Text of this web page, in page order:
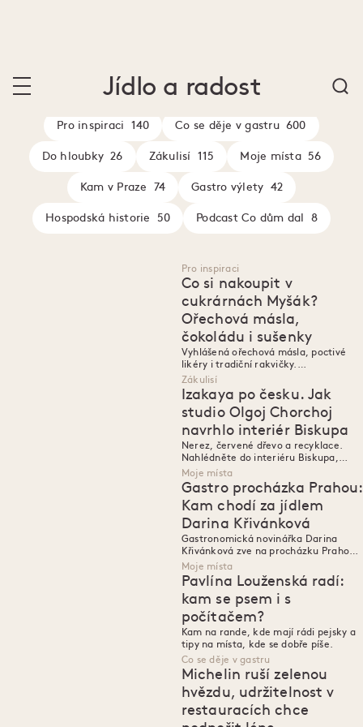
Jídlo a radost
Jídlo je radost
Pro inspiraci 140 Co se děje v gastru 600
Do hloubky 26 Zákulisí 115 Moje místa 56
Kam v Praze 74 Gastro výlety 42
Hospodská historie 50 Podcast Co dům dal 8
Pro inspiraci
Co si nakoupit v
cukrárnách Myšák?
Ořechová másla,
čokoládu i sušenky
Vyhlášená ořechová másla, poctivé
likéry i tradiční rakvičky.
Prozkoumejte police plné dobrot v
cukrárně Myšák.
Zákulisí
Izakaya po česku. Jak
studio Olgoj Chorchoj
navrhlo interiér Biskupa
Nerez, červené dřevo a recyklace.
Nahlédněte do interiéru Biskupa,
který pro Ambiente navrhlo studio
Olgoj Chorchoj.
Moje místa
Gastro procházka Prahou:
Kam chodí za jídlem
Darina Křivánková
Gastronomická novinářka Darina
Křivánková zve na procházku Prahou.
Objevte její oblíbené kavárny,
pekárny, bistra i restaurace od Vršovic
přes centrum až po Holešovice.
Moje místa
Pavlína Louženská radí:
kam se psem i s
počítačem?
Kam na rande, kde mají rádi pejsky a
tipy na místa, kde se dobře píše.
Co se děje v gastru
Michelin ruší zelenou
hvězdu, udržitelnost v
restauracích chce